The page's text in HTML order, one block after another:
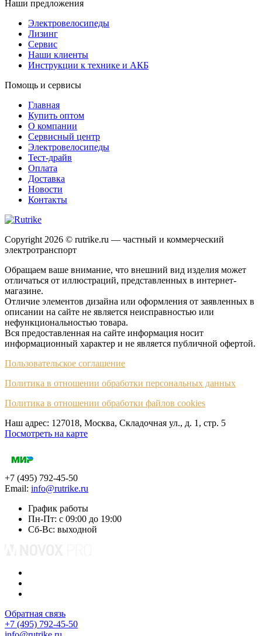
Наши предложения
Электровелосипеды
Лизинг
Сервис
Наши клиенты
Инструкции к технике и АКБ
Помощь и сервисы
Главная
Купить оптом
О компании
Сервисный центр
Электровелосипеды
Тест-драйв
Оплата
Доставка
Новости
Контакты
Copyright 2026 © rutrike.ru — частный и коммерческий
электротранспорт
Обращаем ваше внимание, что внешний вид изделия может
отличаться от иллюстраций, представленных в интернет-
магазине.
Отличие элементов дизайна или оформления от заявленных в
описании на сайте не является неисправностью или
нефункциональностью товара.
Вся предоставленная на сайте информация носит
информационный характер и не является публичной офертой.
Пользовательское соглашение
Политика в отношении обработки персональных данных
Политика в отношении обработки файлов cookies
Наш адрес: 127018, Москва, Складочная ул., д. 1, cтр. 5
Посмотреть на карте
+7 (495) 792-45-50
Email: info@rutrike.ru
График работы
Пн-Пт: с 09:00 до 19:00
Сб-Вс: выходной
Обратная связь
+7 (495) 792-45-50